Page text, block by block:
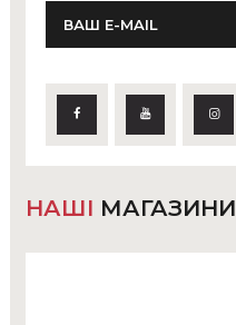
НАШІ МАГАЗИНИ